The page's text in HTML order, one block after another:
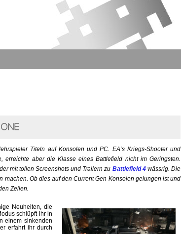
Titeln auf Konsolen und PC. EA‘s Kriegs-Shooter und
aber die Klasse eines Battlefield nicht im Geringsten.
mit tollen Screenshots und Trailern zu Battlefield 4wässrig. Die
Ob dies auf den Current Gen Konsolen gelungen ist und
Zeilen.
Neuheiten, die
schlüpft ihr in
einem sinkenden
erfahrt ihr durch